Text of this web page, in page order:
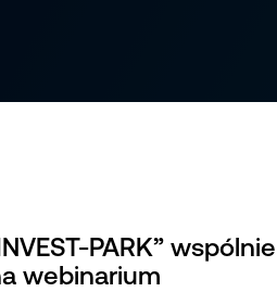
PARK” wspólnie
webinarium